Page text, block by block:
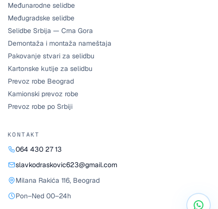
Međunarodne selidbe
Međugradske selidbe
Selidbe Srbija — Crna Gora
Demontaža i montaža nameštaja
Pakovanje stvari za selidbu
Kartonske kutije za selidbu
Prevoz robe Beograd
Kamionski prevoz robe
Prevoz robe po Srbiji
KONTAKT
064 430 27 13
slavkodraskovic623@gmail.com
Milana Rakića 116, Beograd
Pon–Ned 00–24h